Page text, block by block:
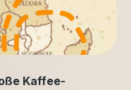
Kaffee-